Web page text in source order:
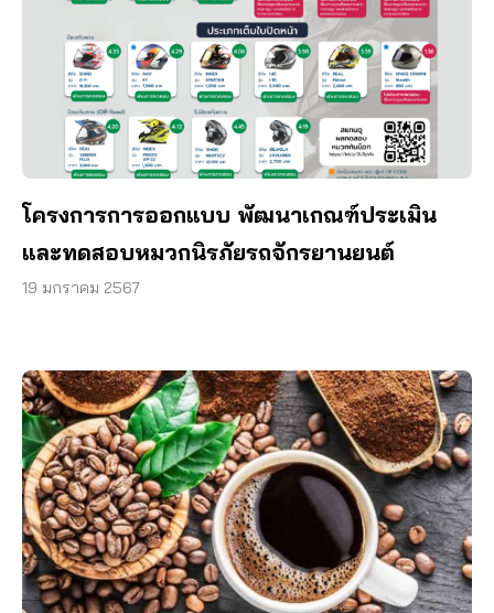
โครงการการออกแบบ พัฒนาเกณฑ์ประเมิน
และทดสอบหมวกนิรภัยรถจักรยานยนต์
19 มกราคม 2567